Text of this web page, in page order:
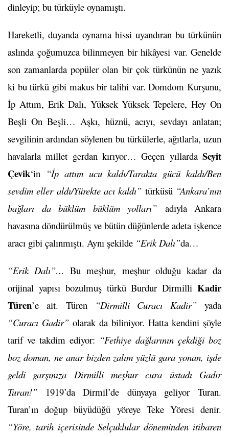
dinleyip; bu türküyle oynamıştı.
Hareketli, duyanda oynama hissi uyandıran bu türkünün
aslında çoğumuzca bilinmeyen bir hikâyesi var. Genelde
son zamanlarda popüler olan bir çok türkünün ne yazık
ki bu türkü gibi makus bir talihi var. Domdom Kurşunu,
İp Attım, Erik Dalı, Yüksek Yüksek Tepelere, Hey On
Beşli On Beşli… Aşkı, hüznü, acıyı, sevdayı anlatan;
sevgilinin ardından söylenen bu türkülerle, ağıtlarla, uzun
havalarla millet gerdan kırıyor… Geçen yıllarda Seyit
Çevik‘in “İp attım ucu kaldı/Tarakta gücü kaldı/Ben
sevdim eller aldı/Yürekte acı kaldı” türküsü “Ankara’nın
bağları da büklüm büklüm yolları” adıyla Ankara
havasına döndürülmüş ve bütün düğünlerde adeta işkence
aracı gibi çalınmıştı. Aynı şekilde “Erik Dalı”da…
“Erik Dalı”… Bu meşhur, meşhur olduğu kadar da
orijinal yapısı bozulmuş türkü Burdur Dirmilli Kadir
Türen’e ait. Türen “Dirmilli Curacı Kadir” yada
“Curacı Gadir” olarak da biliniyor. Hatta kendini şöyle
tarif ve takdim ediyor: “Fethiye dağlarının çekdiği boz
boz doman, ne anar bizden zalım yüzlü gara yonan, işde
geldi garşınıza Dirmilli meşhur cura üstadı Gadır
Turan!” 1919’da Dirmil’de dünyaya geliyor Turan.
Turan’ın doğup büyüdüğü yöreye Teke Yöresi denir.
“Yöre, tarih içerisinde Selçuklular döneminden itibaren